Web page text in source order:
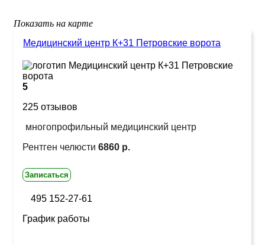
Показать на карте
Медицинский центр К+31 Петровские ворота
5
225 отзывов
многопрофильный медицинский центр
Рентген челюсти 6860 р.
Записаться
495 152-27-61
График работы